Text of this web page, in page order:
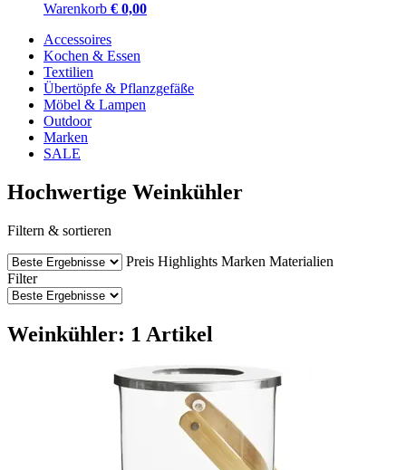
Warenkorb € 0,00
Accessoires
Kochen & Essen
Textilien
Übertöpfe & Pflanzgefäße
Möbel & Lampen
Outdoor
Marken
SALE
Hochwertige Weinkühler
Filtern & sortieren
Preis Highlights Marken Materialien
Filter
Weinkühler: 1 Artikel